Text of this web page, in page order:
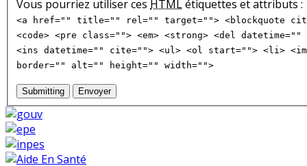
Vous pourriez utiliser ces HTMLétiquettes et attributs :
<a href="" title="" rel="" target=""> <blockquote
<code> <pre class=""> <em> <strong> <del
<ins datetime="" cite=""> <ul> <ol start=""> <li>
border="" alt="" height="" width="">
Submitting Envoyer